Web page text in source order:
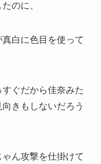
のに、
白に色目を使って
ぐだから佳奈みた
きもしないだろう
ん攻撃を仕掛けて